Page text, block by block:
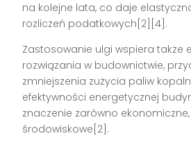
na kolejne lata, co daje
rozliczeń podatkowych[2][4].
Zastosowanie ulgi wspiera także
rozwiązania w budownictwie,
zmniejszenia zużycia paliw
efektywności energetycznej
znaczenie zarówno ekonomiczne,
środowiskowe[2].